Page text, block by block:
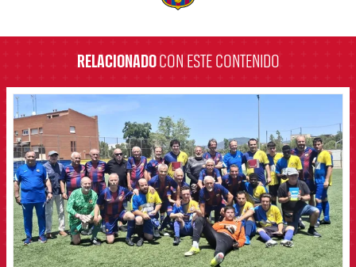
RELACIONADOCON ESTE CONTENIDO
FCB Barcelona badge